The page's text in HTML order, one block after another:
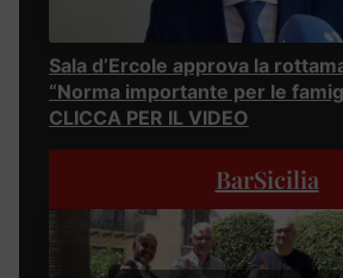
Sala d’Ercole approva la
“Norma importante per le
CLICCA PER IL VIDEO
BarSicilia